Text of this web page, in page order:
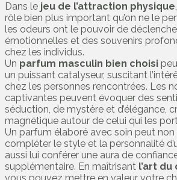
Dans le jeu de l’attraction physique
rôle bien plus important qu’on ne le
les odeurs ont le pouvoir de
émotionnelles et des souvenirs
chez les individus.
Un parfum masculin bien choisi
un puissant catalyseur, suscitant
chez les personnes rencontrées. Les
captivantes peuvent évoquer des
séduction, de mystère et d’élégance,
magnétique autour de celui qui les
Un parfum élaboré avec soin peut
compléter le style et la personnalité
aussi lui conférer une aura de
supplémentaire. En maîtrisant l’art